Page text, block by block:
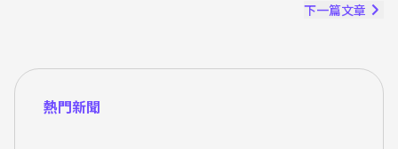
下一篇文章
熱門新聞